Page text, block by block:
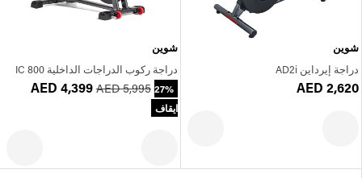
شوين
دراجة إيرداين AD2i
AED 2,620
شوين
دراجة ركوب الدراجات الداخلية IC 800
AED 4,399 AED 5,995 27%
ايقاف